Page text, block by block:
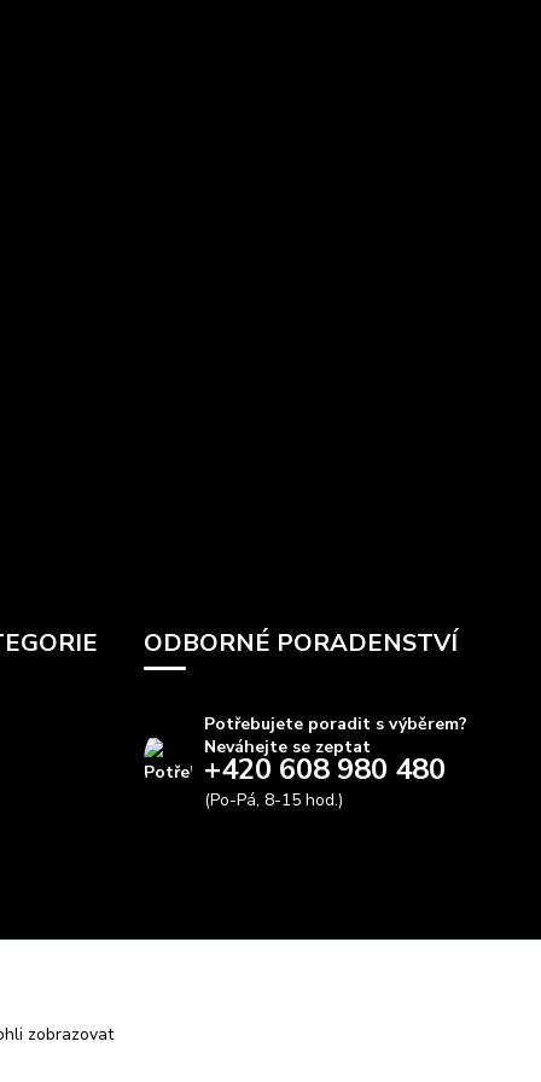
ODBORNÉ PORADENSTVÍ
Potřebujete poradit s výběrem?
Neváhejte se zeptat
+420 608 980 480
(Po-Pá, 8-15 hod.)
zobrazovat